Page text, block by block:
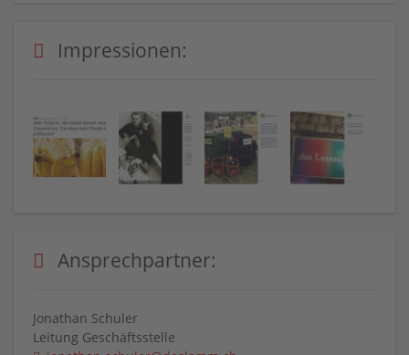
Impressionen:
Ansprechpartner:
Jonathan Schuler
Leitung Geschäftsstelle